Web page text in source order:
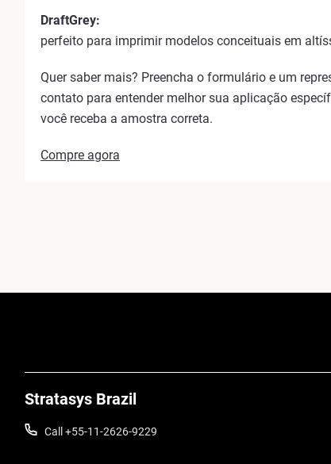
DraftGrey:
perfeito para imprimir modelos conceituais em
Quer saber mais? Preencha o formulário e um
contato para entender melhor sua aplicação
você receba a amostra correta.
Compre agora
Stratasys Brazil
Call +55-11-2626-9229